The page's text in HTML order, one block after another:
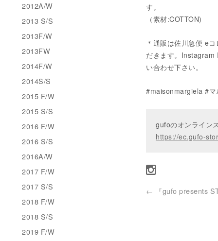
す。
（素材:COTTON)
＊通販は佐川急便 e
だきます。
い合わせ下さい。
#maisonmargiela #マ
gufoのオンライン
https://ec.gufo-
← 『gufo presents
2012A/W
2013 S/S
2013F/W
2013FW
2014F/W
2014S/S
2015 F/W
2015 S/S
2016 F/W
2016 S/S
2016A/W
2017 F/W
2017 S/S
2018 F/W
2018 S/S
2019 F/W